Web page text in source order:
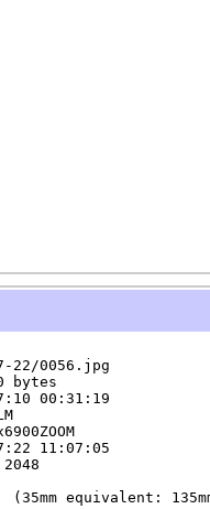
22/0056.jpg
bytes
00:31:19
11:07:05
equivalent: